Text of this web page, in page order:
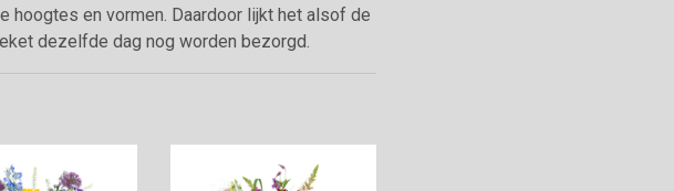
en vormen. Daardoor lijkt het alsof de
dezelfde dag nog worden bezorgd.